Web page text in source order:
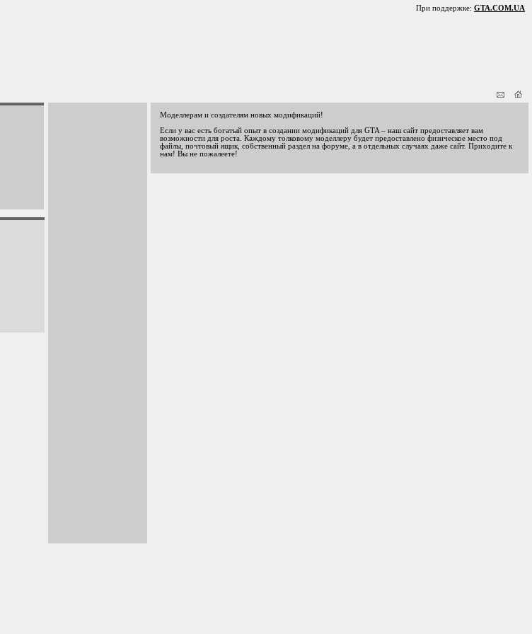
При поддержке: GTA.COM.UA
Моделлерам и создателям новых модификаций!
Если у вас есть богатый опыт в создании модификаций для GTA – наш сайт предоставляет вам
возможности для роста. Каждому толковому моделлеру будет предоставлено физическое место под
файлы, почтовый ящик, собственный раздел на форуме, а в отдельных случаях даже сайт. Приходите к
нам! Вы не пожалеете!